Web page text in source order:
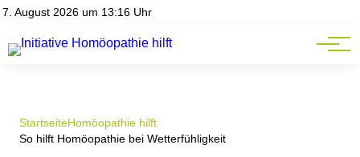
7. August 2026 um 13:16 Uhr
Homöopathie-News
StartseiteHomöopathie hilft
So hilft Homöopathie bei Wetterfühligkeit